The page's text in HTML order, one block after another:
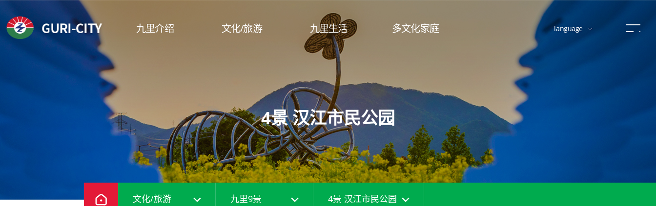
九里介绍 文化/旅游
有形文化遗产无形文
非指定文化遗产
2景 长者湖水公园
3景 峨嵯山 & 高句丽铁匠村
4景 汉江市民公园
5景 九里塔 & 昆虫生态馆
6景 葛梅九陵山自乐道（无障碍
分享路）
7景 九里农水产品批发市场
9景 广开土大王碑/铜像
九里广场/九里站公园
忘忧山墓区
九里都里路
主要旅游路线
市民日活动
九里生活
公共服务
护照指南
多文化家庭 language
4景 汉江市民公园
文化/旅游 九里9景 4景 汉江市民公园